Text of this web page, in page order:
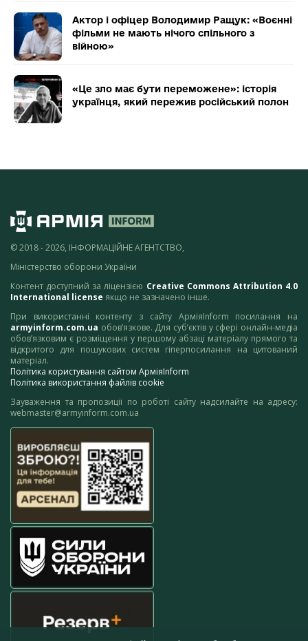
Актор і офіцер Володимир Ращук: «Воєнні
фільми не мають нічого спільного з
війною»
«Це зло має бути переможене»: історія
українця, який пережив російський полон
© 2018 - 2026, ІНФОРМАЦІЙНЕ АГЕНТСТВО,
Міністерство оборони України
Контент доступний за ліцензією Creative Commons Attribution 4.0
International license якщо не зазначено інше.
При використанні контенту з сайту АрміяInform посилання на
armyinform.com.ua обов’язкове. Для суб’єктів у сфері онлайн-медіа
обов’язковим є розміщення у першому абзаці матеріалу прямого та
відкритого для пошукових систем гіперпосилання на цитований
матеріал.
Політика користування сайтом АрміяInform
Політика використання файлів cookie
Зауваження та пропозиції по роботі сайту надсилайте на адресу:
webmaster@armyinform.com.ua